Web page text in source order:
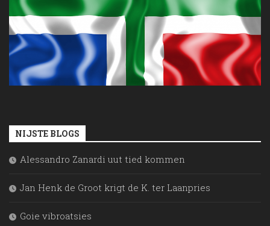
NIJSTE BLOGS
Alessandro Zanardi uut tied kommen
Jan Henk de Groot krigt de K. ter Laanpries
Goie vibroatsies